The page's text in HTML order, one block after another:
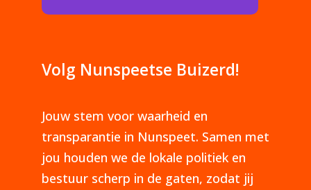
Volg Nunspeetse Buizerd!
Jouw stem voor waarheid en
transparantie in Nunspeet. Samen met
jou houden we de lokale politiek en
bestuur scherp in de gaten, zodat jij